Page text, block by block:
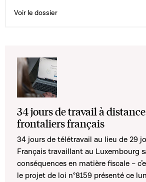
relatif, tels que modifiés, fait à
Voir le dossier
34 jours de travail à
frontaliers français
34 jours de télétravail au lieu de 29
Français travaillant au Luxembourg
conséquences en matière fiscale –
le projet de loi n°8159 présenté ce